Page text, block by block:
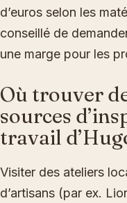
d’euros selon les
conseillé de
une marge pour les
Où trouver
sources
travail
Visiter des ateliers
d’artisans (par ex.